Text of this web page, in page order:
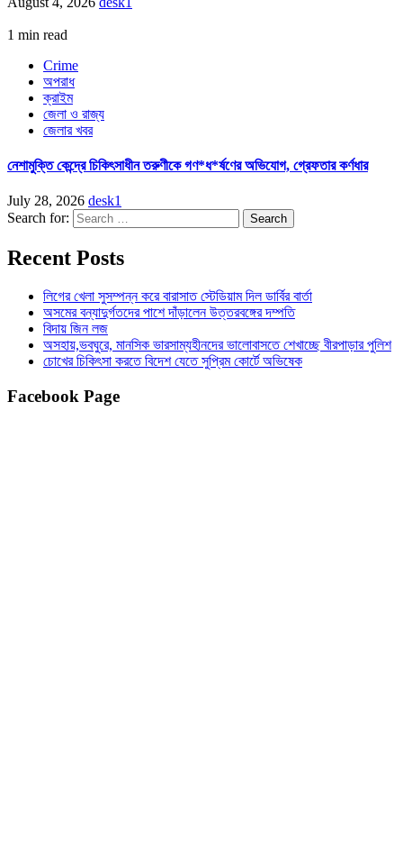
1 min read
Crime
অপরাধ
ক্রাইম
জেলা ও রাজ্য
জেলার খবর
নেশামুক্তি কেন্দ্রে চিকিৎসাধীন তরুণীকে গণ*ধ*র্ষণের অভিযোগ, গ্রেফতার কর্ণধার
July 28, 2026 desk1
Search for:
Recent Posts
লিগের খেলা সুসম্পন্ন করে বারাসাত স্টেডিয়াম দিল ডার্বির বার্তা
অসমের বন্যাদুর্গতদের পাশে দাঁড়ালেন উত্তরবঙ্গের দম্পতি
বিদায় জিন লজ
অসহায়,ভবঘুরে, মানসিক ভারসাম্যহীনদের ভালোবাসতে শেখাচ্ছে বীরপাড়ার পুলিশ
চোখের চিকিৎসা করতে বিদেশ যেতে সুপ্রিম কোর্টে অভিষেক
Facebook Page